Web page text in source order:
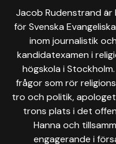
Jacob Rudenstrand
för Svenska
inom journalistik
kandidatexamen i
högskola i
frågor som rör
tro och politik,
trons plats i det
Hanna och
engagerande i